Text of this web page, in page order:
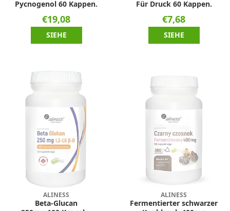
Pycnogenol 60 Kappen.
€19,08
SIEHE
Für Druck 60 Kappen.
€7,68
SIEHE
ALINESS
Beta-Glucan
ALINESS
Fermentierter schwarzer